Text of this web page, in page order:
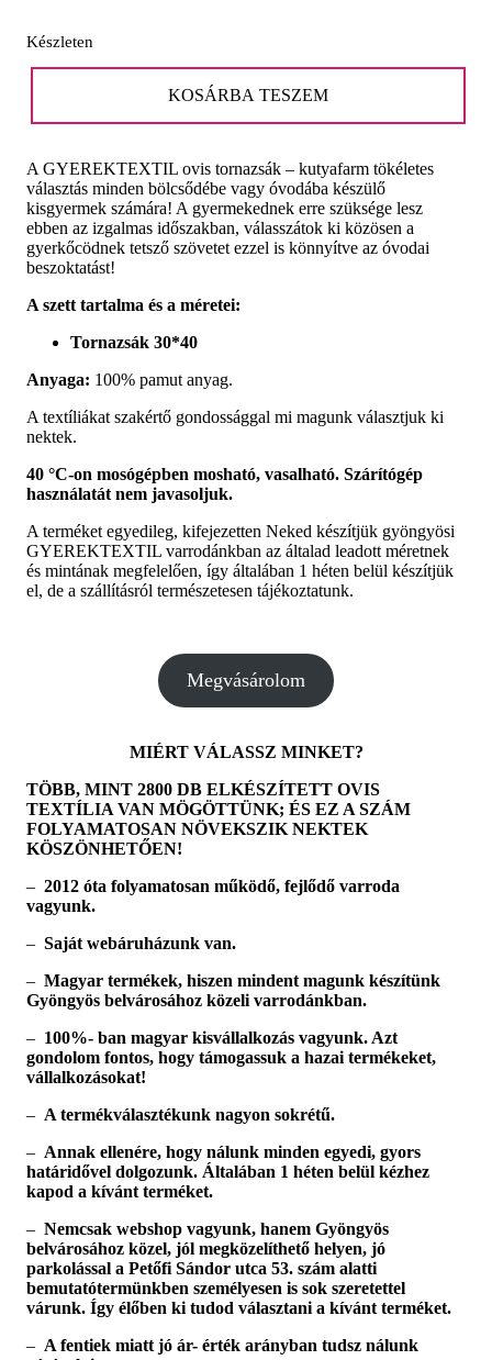
was:
is:
Készleten
Utolsó
mennyiség
KOSÁRBA TESZEM
A GYEREKTEXTIL ovis tornazsák – kutyafarm tökéletes
választás minden bölcsődébe vagy óvodába készülő
kisgyermek számára! A gyermekednek erre szüksége lesz
ebben az izgalmas időszakban, válasszátok ki közösen a
gyerkőcödnek tetsző szövetet ezzel is könnyítve az óvodai
beszoktatást!
A szett tartalma és a méretei:
Tornazsák 30*40
Anyaga: 100% pamut anyag.
A textíliákat szakértő gondossággal mi magunk választjuk ki
nektek.
40 °C-on mosógépben mosható, vasalható. Szárítógép
használatát nem javasoljuk.
A terméket egyedileg, kifejezetten Neked készítjük gyöngyösi
GYEREKTEXTIL varrodánkban az általad leadott méretnek
és mintának megfelelően, így általában 1 héten belül készítjük
el, de a szállításról természetesen tájékoztatunk.
Megvásárolom
MIÉRT VÁLASSZ MINKET?
TÖBB, MINT 2800 DB ELKÉSZÍTETT OVIS
TEXTÍLIA VAN MÖGÖTTÜNK; ÉS EZ A SZÁM
FOLYAMATOSAN NÖVEKSZIK NEKTEK
KÖSZÖNHETŐEN!
– 2012 óta folyamatosan működő, fejlődő varroda
vagyunk.
– Saját webáruházunk van.
– Magyar termékek, hiszen mindent magunk készítünk
Gyöngyös belvárosához közeli varrodánkban.
– 100%- ban magyar kisvállalkozás vagyunk. Azt
gondolom fontos, hogy támogassuk a hazai termékeket,
vállalkozásokat!
– A termékválasztékunk nagyon sokrétű.
– Annak ellenére, hogy nálunk minden egyedi, gyors
határidővel dolgozunk. Általában 1 héten belül kézhez
kapod a kívánt terméket.
– Nemcsak webshop vagyunk, hanem Gyöngyös
belvárosához közel, jól megközelíthető helyen, jó
parkolással a Petőfi Sándor utca 53. szám alatti
bemutatótermünkben személyesen is sok szeretettel
várunk. Így élőben ki tudod választani a kívánt terméket.
– A fentiek miatt jó ár- érték arányban tudsz nálunk